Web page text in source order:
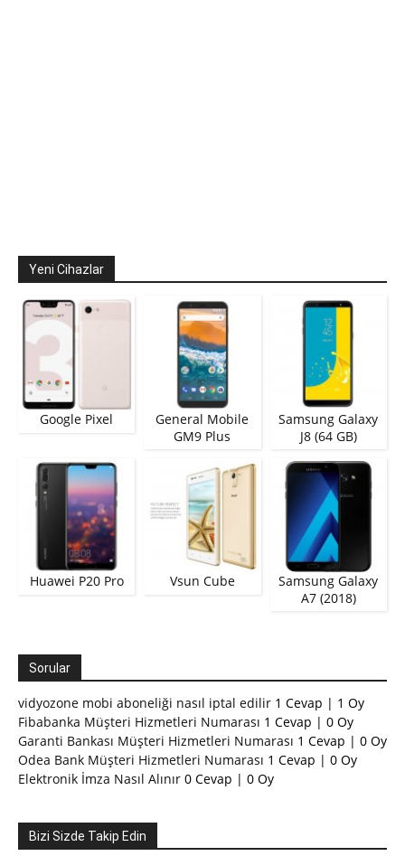
Yeni Cihazlar
Google Pixel
General Mobile
GM9 Plus
Samsung Galaxy
J8 (64 GB)
Huawei P20 Pro Vsun Cube
Samsung Galaxy
A7 (2018)
Sorular
vidyozone mobi aboneliği nasıl iptal edilir 1 Cevap | 1 Oy
Fibabanka Müşteri Hizmetleri Numarası 1 Cevap | 0 Oy
Garanti Bankası Müşteri Hizmetleri Numarası 1 Cevap | 0 Oy
Odea Bank Müşteri Hizmetleri Numarası 1 Cevap | 0 Oy
Elektronik İmza Nasıl Alınır 0 Cevap | 0 Oy
Bizi Sizde Takip Edin